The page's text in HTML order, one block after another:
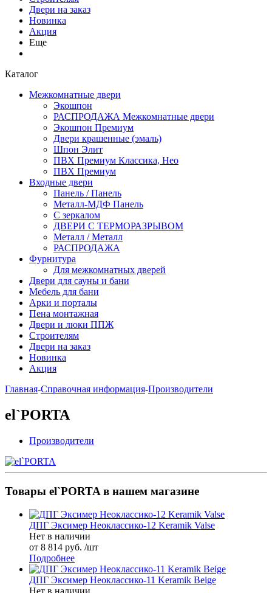
Двери на заказ
Новинка
Акция
Еще
Каталог
Межкомнатные двери
Экошпон
РАСПРОДАЖА Межкомнатные двери
Экошпон Премиум
Двери крашенные (эмаль)
Шпон Элит
ПВХ Премиум Классика, Нео
ПВХ Премиум
Входные двери
Панель / Панель
Металл-МДФ Панель
С зеркалом
ДВЕРИ С ТЕРМОРАЗРЫВОМ
Металл / Металл
РАСПРОДАЖА
Фурнитура
Для межкомнатных дверей
Двери для сауны и бани
Мебель для бани
Арки и порталы
Пена монтажная
Двери и люки ППЖ
Строителям
Двери на заказ
Новинка
Акция
Главная-Справочная информация-Производители
el`PORTA
Производители
Товары el`PORTA в нашем магазине
ДПГ Эксимер Неоклассико-12 Keramik Valse
Нет в наличии
от 8 814 руб. /шт
Подробнее
ДПГ Эксимер Неоклассико-11 Keramik Beige